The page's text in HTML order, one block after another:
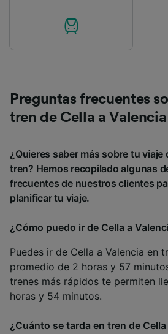
Preguntas frecuentes
tren de Cella a Valencia
¿Quieres saber más sobre tu viaje
tren? Hemos recopilado algunas
frecuentes de nuestros clientes
planificar tu viaje.
¿Cómo puedo ir de Cella a
Puedes ir de Cella a Valencia en
promedio de 2 horas y 57
trenes más rápidos te permiten
horas y 54 minutos.
¿Cuánto se tarda en tren de